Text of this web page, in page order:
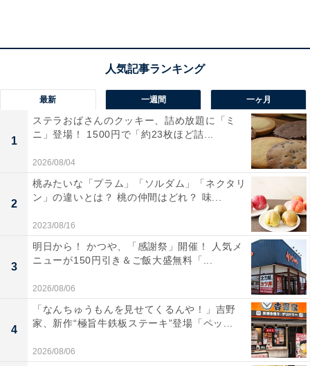
は、ぜひチェックしてみてくださいね。
／
#丸亀うどんプリン』はじめました🎉
＼
きょう7月7日(火)販売開始🙌
2層仕込みで「ぷるもち」新食感のひんやりスイー
ツです🍮
ラインアップは全4種類！
ぜひお試しください♪#うどんプリンってなんなんだ
最新 一週間 一ヶ月
1
ステラおばさんのクッキー、詰め放題に「ミ
ニ」登場！ 1500円で「約23枚ほど詰...
2026/08/04
2
桃みたいな「プラム」「ソルダム」「ネクタリ
ン」の違いとは？ 桃の仲間はどれ？ 味...
2023/08/16
3
明日から！ かつや、「感謝祭」開催！ 人気メ
ニューが150円引き＆ご飯大盛無料「...
2026/08/06
4
「なんちゅうもんを見せてくるんや！」吉野
家、新作“極旨牛鉄板ステーキ”登場「ペッ...
2026/08/06